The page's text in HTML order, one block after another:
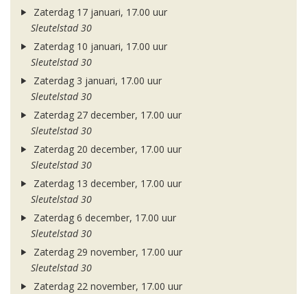
Zaterdag 17 januari, 17.00 uur
Sleutelstad 30
Zaterdag 10 januari, 17.00 uur
Sleutelstad 30
Zaterdag 3 januari, 17.00 uur
Sleutelstad 30
Zaterdag 27 december, 17.00 uur
Sleutelstad 30
Zaterdag 20 december, 17.00 uur
Sleutelstad 30
Zaterdag 13 december, 17.00 uur
Sleutelstad 30
Zaterdag 6 december, 17.00 uur
Sleutelstad 30
Zaterdag 29 november, 17.00 uur
Sleutelstad 30
Zaterdag 22 november, 17.00 uur